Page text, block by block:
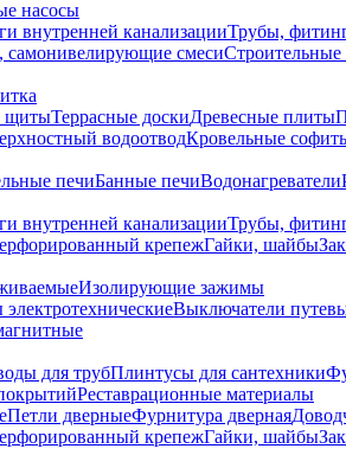
насосы
внутренней канализацииТрубы,
самонивелирующие смесиСтроительные
щитыТеррасные доскиДревесные плиты
водоотводКровельные
печиБанные печиВодонагреватели
внутренней канализацииТрубы,
крепежГайки, шайбы
Изолирующие зажимы
Выключатели
для трубПлинтусы для сантехники
Реставрационные материалы
Петли дверныеФурнитура дверная
крепежГайки, шайбы